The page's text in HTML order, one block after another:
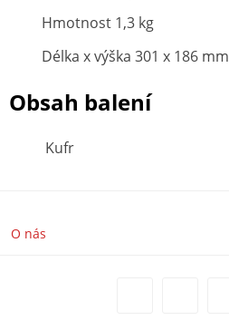
Hmotnost 1,3 kg
Délka x výška 301 x 186 mm
Obsah balení
Kufr
O nás